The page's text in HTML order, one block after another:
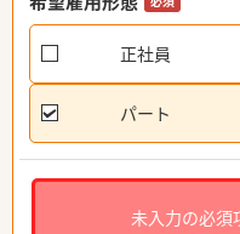
正社員
パート
未入力の必須